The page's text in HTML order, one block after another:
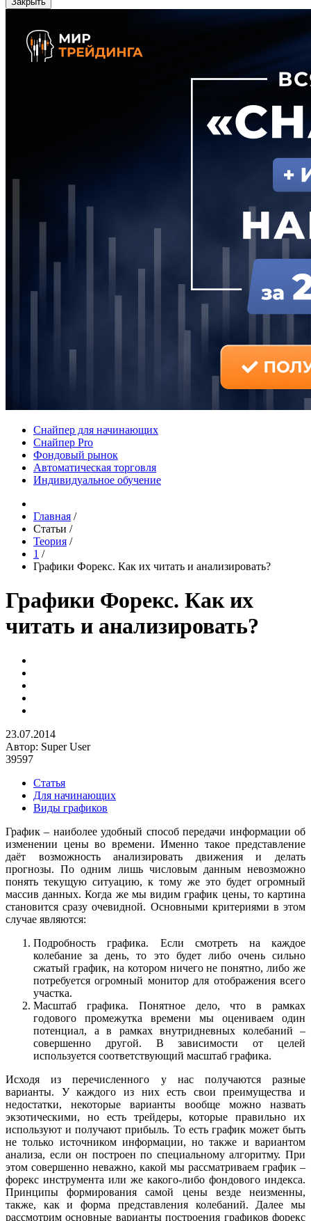
Снайпер для начинающих
Снайпер Pro
Фондовый рынок
Автоматическая торговля
Индивидуальное обучение
Главная /
Статьи /
Теория /
1 /
Графики Форекс. Как их читать и анализировать?
Графики Форекс. Как их
читать и анализировать?
23.07.2014
Автор: Super User
39597
Статья
Для начинающих
Виды графиков
График – наиболее удобный способ передачи информации об
изменении цены во времени. Именно такое представление
даёт возможность анализировать движения и делать
прогнозы. По одним лишь числовым данным невозможно
понять текущую ситуацию, к тому же это будет огромный
массив данных. Когда же мы видим график цены, то картина
становится сразу очевидной. Основными критериями в этом
случае являются:
Подробность графика. Если смотреть на каждое
колебание за день, то это будет либо очень сильно
сжатый график, на котором ничего не понятно, либо же
потребуется огромный монитор для отображения всего
участка.
Масштаб графика. Понятное дело, что в рамках
годового промежутка времени мы оцениваем один
потенциал, а в рамках внутридневных колебаний –
совершенно другой. В зависимости от целей
используется соответствующий масштаб графика.
Исходя из перечисленного у нас получаются разные
варианты. У каждого из них есть свои преимущества и
недостатки, некоторые варианты вообще можно назвать
экзотическими, но есть трейдеры, которые правильно их
используют и получают прибыль. То есть график может быть
не только источником информации, но также и вариантом
анализа, если он построен по специальному алгоритму. При
этом совершенно неважно, какой мы рассматриваем график –
форекс инструмента или же какого-либо фондового индекса.
Принципы формирования самой цены везде неизменны,
также, как и форма представления колебаний. Далее мы
рассмотрим основные варианты построения графиков форекс